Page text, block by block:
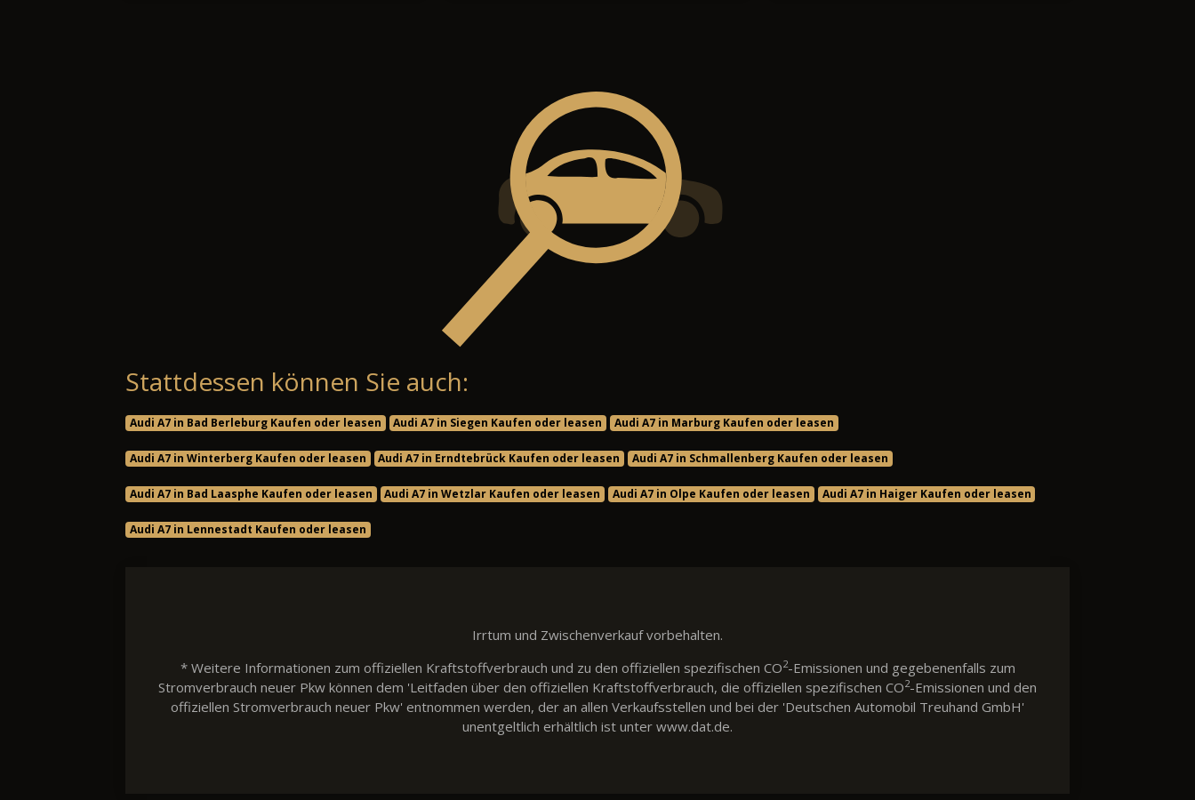
Stattdessen können Sie auch:
Audi A7 in Bad Berleburg Kaufen oder leasen Audi A7 in Siegen Kaufen oder leasen Audi A7 in Marburg Kaufen oder leasen
Audi A7 in Winterberg Kaufen oder leasen Audi A7 in Erndtebrück Kaufen oder leasen Audi A7 in Schmallenberg Kaufen oder leasen
Audi A7 in Bad Laasphe Kaufen oder leasen Audi A7 in Wetzlar Kaufen oder leasen Audi A7 in Olpe Kaufen oder leasen Audi A7 in Haiger Kaufen oder leasen
Audi A7 in Lennestadt Kaufen oder leasen
Irrtum und Zwischenverkauf vorbehalten.
* Weitere Informationen zum offiziellen Kraftstoffverbrauch und zu den offiziellen spezifischen CO2-Emissionen und gegebenenfalls zum
Stromverbrauch neuer Pkw können dem 'Leitfaden über den offiziellen Kraftstoffverbrauch, die offiziellen spezifischen CO2-Emissionen und den
offiziellen Stromverbrauch neuer Pkw' entnommen werden, der an allen Verkaufsstellen und bei der 'Deutschen Automobil Treuhand GmbH'
unentgeltlich erhältlich ist unter www.dat.de.